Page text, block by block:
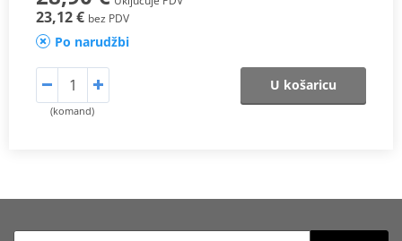
23,12 € bez PDV
Po narudžbi
(komand)
U košaricu